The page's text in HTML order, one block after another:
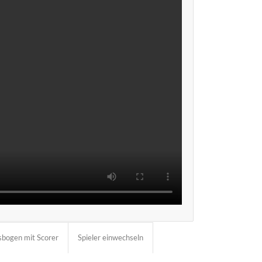
mit Scorer Spieler einwechseln